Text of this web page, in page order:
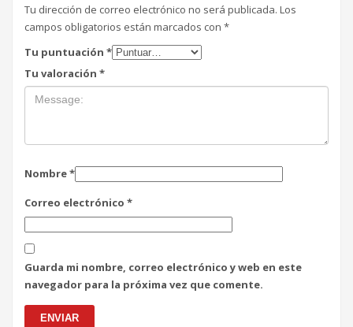
Tu dirección de correo electrónico no será publicada. Los
campos obligatorios están marcados con *
Tu puntuación *
Tu valoración *
Nombre*
Correo electrónico *
Guarda mi nombre, correo electrónico y web en este
navegador para la próxima vez que comente.